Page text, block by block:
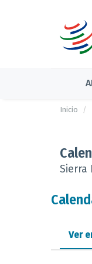
Inicio
Sierra
Ver